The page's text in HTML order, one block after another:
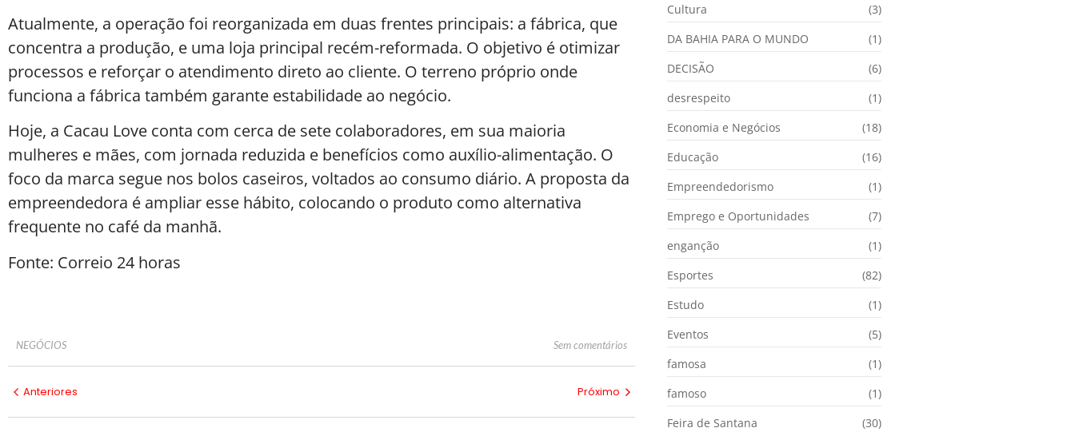
Atualmente, a operação foi reorganizada em duas frentes principais: a fábrica, que
concentra a produção, e uma loja principal recém-reformada. O objetivo é otimizar
processos e reforçar o atendimento direto ao cliente. O terreno próprio onde
funciona a fábrica também garante estabilidade ao negócio.
Hoje, a Cacau Love conta com cerca de sete colaboradores, em sua maioria
mulheres e mães, com jornada reduzida e benefícios como auxílio-alimentação. O
foco da marca segue nos bolos caseiros, voltados ao consumo diário. A proposta da
empreendedora é ampliar esse hábito, colocando o produto como alternativa
frequente no café da manhã.
Fonte: Correio 24 horas
NEGÓCIOS Sem comentários
Anteriores Próximo
Cultura
(3)
DA BAHIA PARA O MUNDO
(1)
DECISÃO
(6)
desrespeito
(1)
Economia e Negócios
(18)
Educação
(16)
Empreendedorismo
(1)
Emprego e Oportunidades
(7)
enganção
(1)
Esportes
(82)
Estudo
(1)
Eventos
(5)
famosa
(1)
famoso
(1)
Feira de Santana
(30)